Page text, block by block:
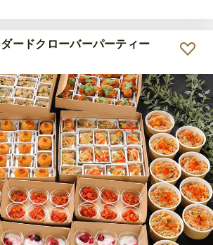
ードクローバーパーティー